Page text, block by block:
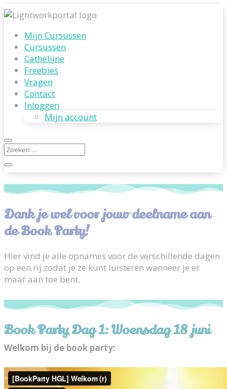
Mijn Cursussen
Cursussen
Cathelijne
Freebies
Vragen
Contact
Inloggen
Mijn account
Dank je wel voor jouw deelname aan
de Book Party!
Hier vind je alle opnames voor de verschillende dagen
op een rij zodat je ze kunt luisteren wanneer je er
maar aan toe bent.
Book Party Dag 1: Woensdag 18 juni
Welkom bij de book party: